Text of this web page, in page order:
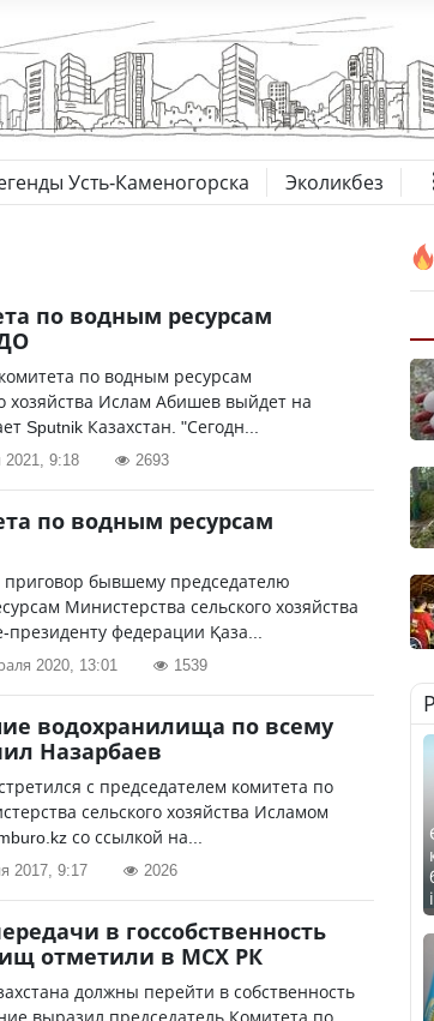
Усть-Каменогорска Эколикбез
по водным ресурсам
по водным ресурсам
хозяйства Ислам Абишев выйдет на
Sputnik Казахстан. "Сегодн...
9:18 2693
по водным ресурсам
бывшему председателю
Министерства сельского хозяйства
федерации Қаза...
2020, 13:01 1539
водохранилища по всему
Назарбаев
с председателем комитета по
сельского хозяйства Исламом
со ссылкой на...
2017, 9:17 2026
в госсобственность
отметили в МСХ РК
должны перейти в собственность